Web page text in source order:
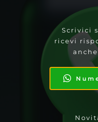
Scrivici
ricevi